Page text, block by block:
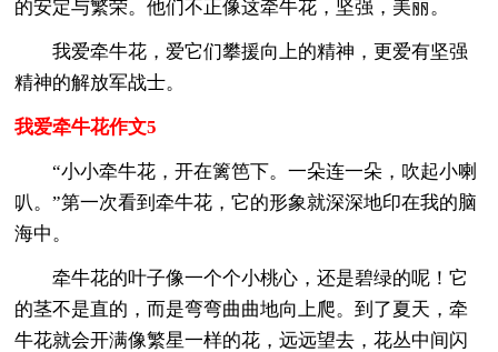
的安定与繁荣。他们不正像这牵牛花，坚强，美丽。
我爱牵牛花，爱它们攀援向上的精神，更爱有坚强
精神的解放军战士。
我爱牵牛花作文5
“小小牵牛花，开在篱笆下。一朵连一朵，吹起小喇
叭。”第一次看到牵牛花，它的形象就深深地印在我的脑
海中。
牵牛花的叶子像一个个小桃心，还是碧绿的呢！它
的茎不是直的，而是弯弯曲曲地向上爬。到了夏天，牵
牛花就会开满像繁星一样的花，远远望去，花丛中间闪